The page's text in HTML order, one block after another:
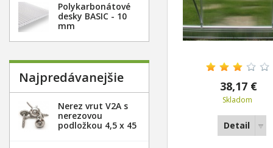
38,17 €
Skladom
Detail
Polykarbonátové
desky BASIC - 10
mm
Najpredávanejšie
Nerez vrut V2A s
nerezovou
podložkou 4,5 x 45